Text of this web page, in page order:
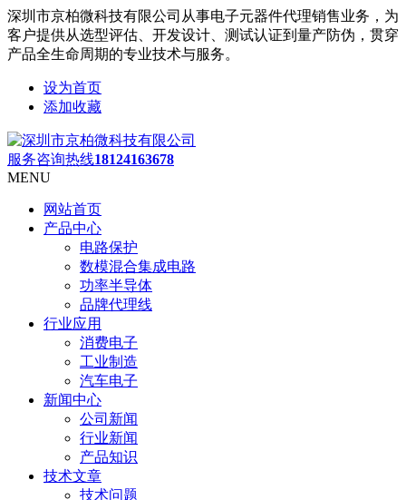
深圳市京柏微科技有限公司从事电子元器件代理销售业务，为
客户提供从选型评估、开发设计、测试认证到量产防伪，贯穿
产品全生命周期的专业技术与服务。
设为首页
添加收藏
服务咨询热线18124163678
MENU
网站首页
产品中心
电路保护
数模混合集成电路
功率半导体
品牌代理线
行业应用
消费电子
工业制造
汽车电子
新闻中心
公司新闻
行业新闻
产品知识
技术文章
技术问题